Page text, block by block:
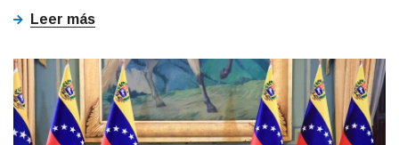
Leer más